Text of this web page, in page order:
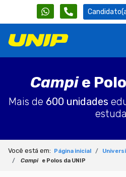
Campie
Mais de 600 unidades
Você está em: Página inicial
Campi
e Polos da UNIP